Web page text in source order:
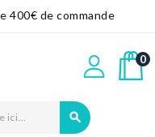
400€ de commande
0